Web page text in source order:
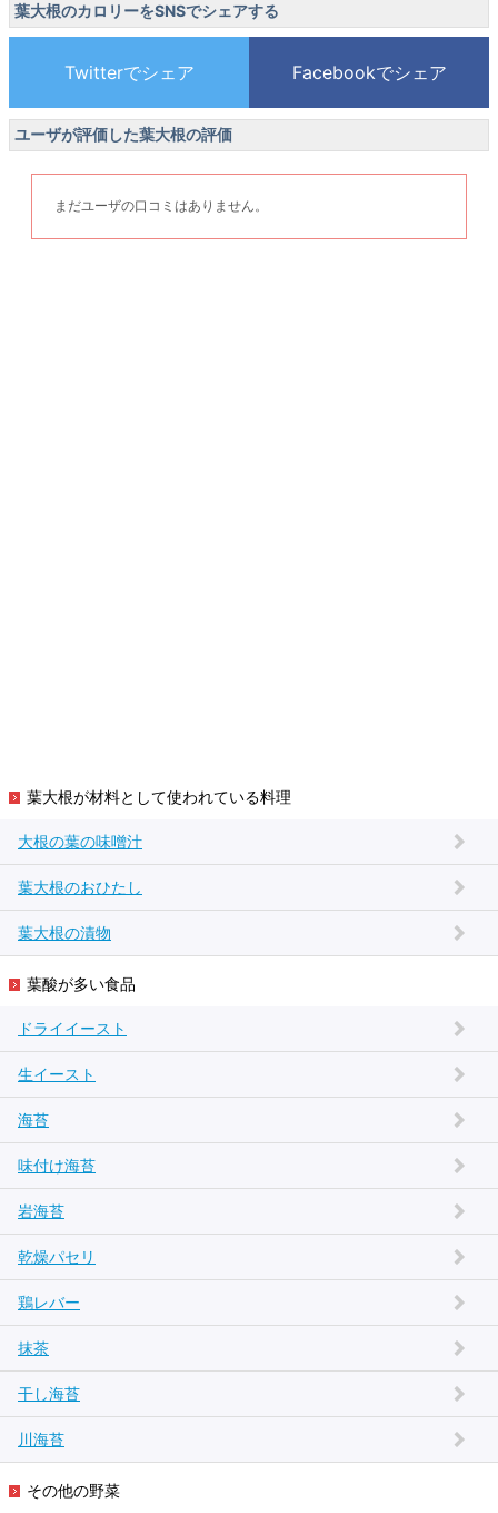
葉大根のカロリーをSNSでシェアする
ユーザが評価した葉大根の評価
まだユーザの口コミはありません。
葉大根が材料として使われている料理
大根の葉の味噌汁
葉大根のおひたし
葉大根の漬物
葉酸が多い食品
ドライイースト
生イースト
海苔
味付け海苔
岩海苔
乾燥パセリ
鶏レバー
抹茶
干し海苔
川海苔
その他の野菜